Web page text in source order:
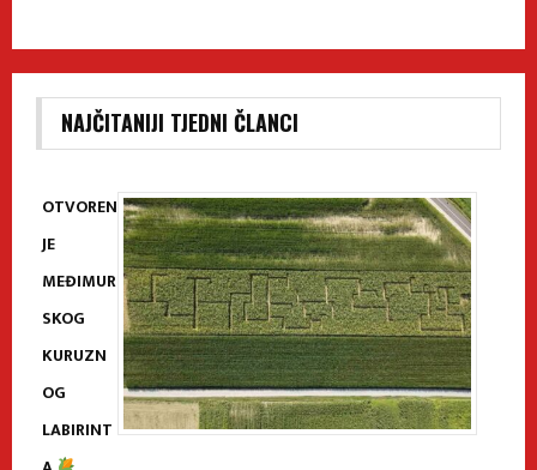
NAJČITANIJI TJEDNI ČLANCI
OTVOREN
JE
MEĐIMUR
SKOG
KURUZN
OG
LABIRINT